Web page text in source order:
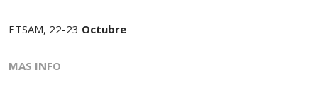
ETSAM, 22-23 Octubre
MAS INFO